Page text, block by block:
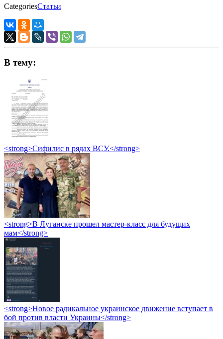
CategoriesСтатьи
В тему:
<strong>Сифилис в рядах ВСУ.</strong>
<strong>В Луганске прошел мастер-класс для будущих
мам</strong>
<strong>Новое радикальное украинское движение вступает в
бой против власти Украины</strong>